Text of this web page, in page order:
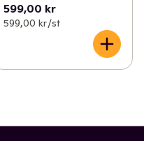
599,00 kr
599,00 kr /st